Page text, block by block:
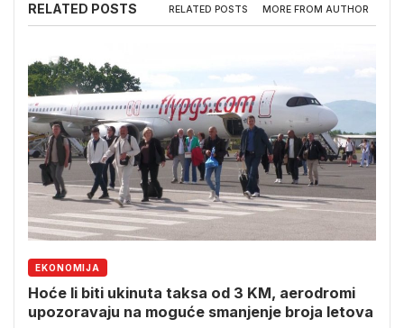
RELATED POSTS RELATED POSTS MORE FROM AUTHOR
EKONOMIJA
Hoće li biti ukinuta taksa od 3 KM, aerodromi
upozoravaju na moguće smanjenje broja letova